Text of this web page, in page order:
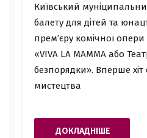
Київський
балету для дітей та
прем’єру комічної опери
«VIVA LA MAMMA або
безпорядки». Вперше хіт
мистецтва
ДОКЛАДНІШЕ